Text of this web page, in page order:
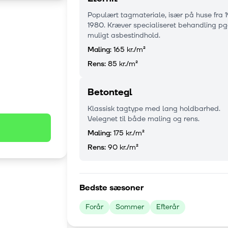
Populært tagmateriale, især på huse fra
1980. Kræver specialiseret behandling
muligt asbestindhold.
Maling: 165 kr./m²
Rens: 85 kr./m²
Betontegl
Klassisk tagtype med lang holdbarhed.
Velegnet til både maling og rens.
Maling: 175 kr./m²
Rens: 90 kr./m²
Bedste sæsoner
Forår Sommer Efterår